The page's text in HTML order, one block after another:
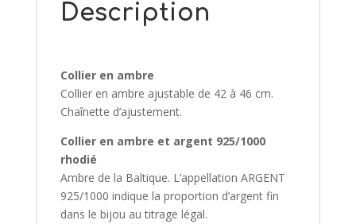
Description
Collier en ambre
Collier en ambre ajustable de 42 à 46 cm.
Chaînette d’ajustement.
Collier en ambre et argent 925/1000
rhodié
Ambre de la Baltique. L’appellation ARGENT
925/1000 indique la proportion d’argent fin
dans le bijou au titrage légal.